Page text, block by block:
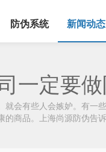
防伪系统 新闻动态
一定要
会有些人会嫉妒。有
商品。上海尚源防伪告